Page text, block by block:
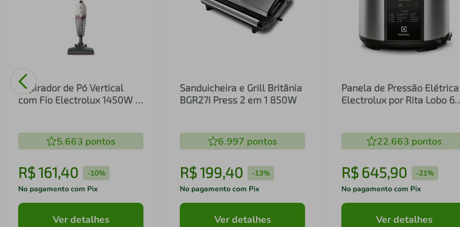
Aspirador de Pó Vertical
com Fio Electrolux 1450W 2
5.663 pontos
R$161,40 -10%
No pagamento com Pix
Ver detalhes
Sanduicheira e Grill Britânia
BGR27I Press 2 em 1 850W
6.997 pontos
R$199,40 -13%
No pagamento com Pix
Ver detalhes
Panela de Pressão Elétrica
Electrolux por Rita Lobo 6L
22.663 pontos
R$645,90 -21%
No pagamento com Pix
Ver detalhes